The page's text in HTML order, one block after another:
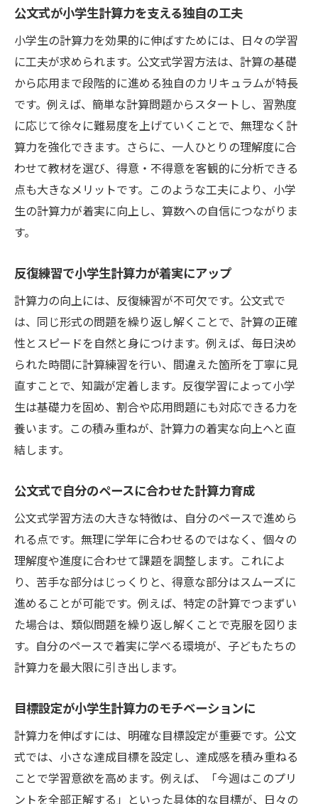
公文式が小学生計算力を支える独自の工夫
小学生の計算力を効果的に伸ばすためには、日々の学習
に工夫が求められます。公文式学習方法は、計算の基礎
から応用まで段階的に進める独自のカリキュラムが特長
です。例えば、簡単な計算問題からスタートし、習熟度
に応じて徐々に難易度を上げていくことで、無理なく計
算力を強化できます。さらに、一人ひとりの理解度に合
わせて教材を選び、得意・不得意を客観的に分析できる
点も大きなメリットです。このような工夫により、小学
生の計算力が着実に向上し、算数への自信につながりま
す。
反復練習で小学生計算力が着実にアップ
計算力の向上には、反復練習が不可欠です。公文式で
は、同じ形式の問題を繰り返し解くことで、計算の正確
性とスピードを自然と身につけます。例えば、毎日決め
られた時間に計算練習を行い、間違えた箇所を丁寧に見
直すことで、知識が定着します。反復学習によって小学
生は基礎力を固め、割合や応用問題にも対応できる力を
養います。この積み重ねが、計算力の着実な向上へと直
結します。
公文式で自分のペースに合わせた計算力育成
公文式学習方法の大きな特徴は、自分のペースで進めら
れる点です。無理に学年に合わせるのではなく、個々の
理解度や進度に合わせて課題を調整します。これによ
り、苦手な部分はじっくりと、得意な部分はスムーズに
進めることが可能です。例えば、特定の計算でつまずい
た場合は、類似問題を繰り返し解くことで克服を図りま
す。自分のペースで着実に学べる環境が、子どもたちの
計算力を最大限に引き出します。
目標設定が小学生計算力のモチベーションに
計算力を伸ばすには、明確な目標設定が重要です。公文
式では、小さな達成目標を設定し、達成感を積み重ねる
ことで学習意欲を高めます。例えば、「今週はこのプリ
ントを全部正解する」といった具体的な目標が、日々の